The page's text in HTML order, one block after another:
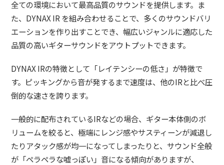
全ての環境において最高品質のサウンドを提供します。ま
た、DYNAX IR を組み合わせることで、多くのサウンドバリ
エーションを作り出すことでき、幅広いジャンルに適応した
品質の高いギターサウンドをアウトプットできます。
DYNAX IRの特徴として「レイテンシーの低さ」が特徴で
す。ピッキングから音が発するまで速度は、他のIRと比べ圧
倒的な速さを誇ります。
一般的に配布されているIRなどの場合、ギター本体側のボ
リュームを絞ると、極端にレンジ感やサスティーンが減退し
たりアタック感が均一になってしまったりと、サウンド全般
が「ペラペラな嘘っぽい」音になる傾向がありますが、